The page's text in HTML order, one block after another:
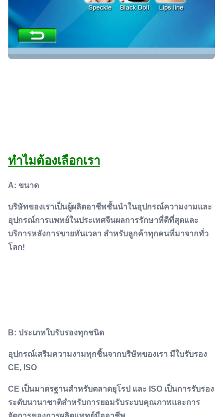
ทําไมต้องเลือกเรา
A: ขนาด
บริษัทของเราเป็นผู้ผลิตอาชีพชั้นนําในอุปกรณ์ความงามและ
อุปกรณ์การแพทย์ในประเทศจีนผลการรักษาที่ดีที่สุดและ
บริการหลังการขายทันเวลา สําหรับลูกค้าทุกคนที่มาจากทั่ว
โลก!
B: ประเภทใบรับรองทุกชนิด
อุปกรณ์เสริมความงามทุกชิ้นจากบริษัทของเรา มีใบรับรอง
CE, ISO
CE เป็นมาตรฐานสําหรับตลาดยุโรป และ ISO เป็นการรับรอง
ระดับนานาชาติสําหรับการยอมรับระบบคุณภาพและการ